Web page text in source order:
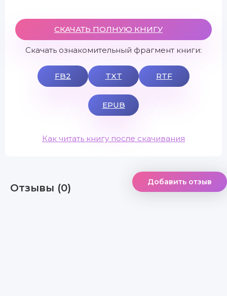
СКАЧАТЬ ПОЛНУЮ КНИГУ
Скачать ознакомительный фрагмент книги:
FB2 TXT RTF
EPUB
Как читать книгу после скачивания
Отзывы (0) Добавить отзыв